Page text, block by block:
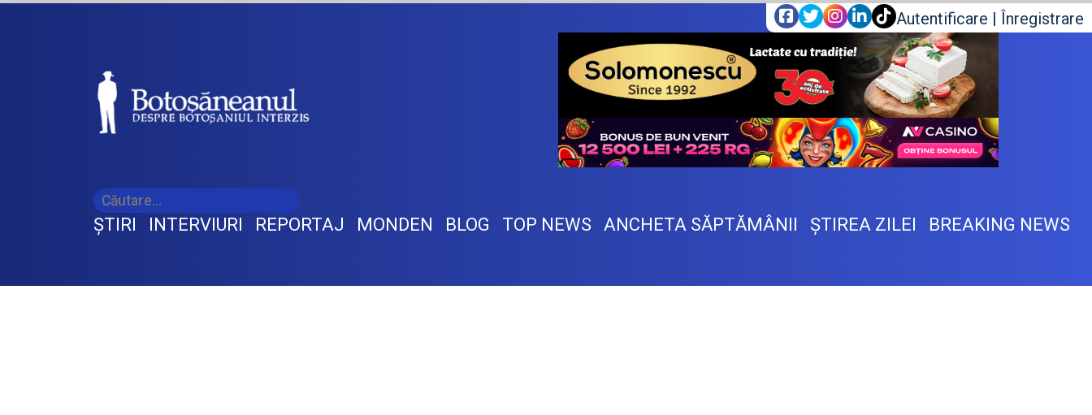
Autentificare | Înregistrare
ŞTIRI INTERVIURI REPORTAJ MONDEN BLOG TOP NEWS ANCHETA SĂPTĂMÂNII ŞTIREA ZILEI BREAKING NEWS